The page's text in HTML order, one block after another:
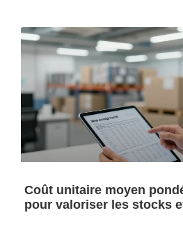
Coût unitaire moyen
pour valoriser les stocks